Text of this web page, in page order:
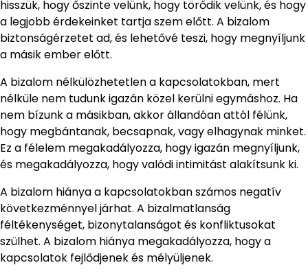
hisszük, hogy őszinte velünk, hogy törődik velünk, és hogy
a legjobb érdekeinket tartja szem előtt. A bizalom
biztonságérzetet ad, és lehetővé teszi, hogy megnyíljunk
a másik ember előtt.
A bizalom nélkülözhetetlen a kapcsolatokban, mert
nélküle nem tudunk igazán közel kerülni egymáshoz. Ha
nem bízunk a másikban, akkor állandóan attól félünk,
hogy megbántanak, becsapnak, vagy elhagynak minket.
Ez a félelem megakadályozza, hogy igazán megnyíljunk,
és megakadályozza, hogy valódi intimitást alakítsunk ki.
A bizalom hiánya a kapcsolatokban számos negatív
következménnyel járhat. A bizalmatlanság
féltékenységet, bizonytalanságot és konfliktusokat
szülhet. A bizalom hiánya megakadályozza, hogy a
kapcsolatok fejlődjenek és mélyüljenek.